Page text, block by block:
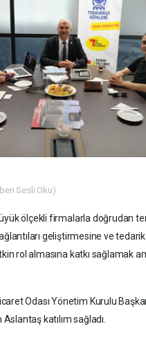
Sesli Oku)
ölçekli firmalarla doğrudan
geliştirmesine ve tedarik
rol almasına katkı sağlamak
Odası Yönetim Kurulu
katılım sağladı.